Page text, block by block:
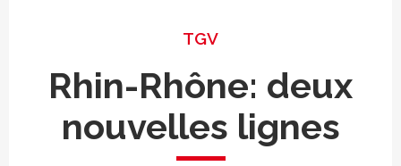
TGV
Rhin-Rhône: deux
nouvelles lignes